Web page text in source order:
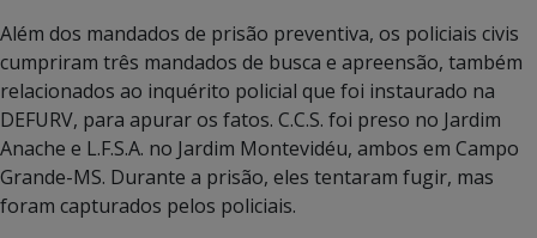
Além dos mandados de prisão preventiva, os policiais civis
cumpriram três mandados de busca e apreensão, também
relacionados ao inquérito policial que foi instaurado na
DEFURV, para apurar os fatos. C.C.S. foi preso no Jardim
Anache e L.F.S.A. no Jardim Montevidéu, ambos em Campo
Grande-MS. Durante a prisão, eles tentaram fugir, mas
foram capturados pelos policiais.